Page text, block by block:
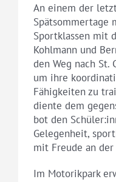
An einem der
Spätsommertage
Sportklassen mit
Kohlmann und
den Weg nach St.
um ihre
Fähigkeiten zu
diente dem
bot den
Gelegenheit,
mit Freude an
Im Motorikpark